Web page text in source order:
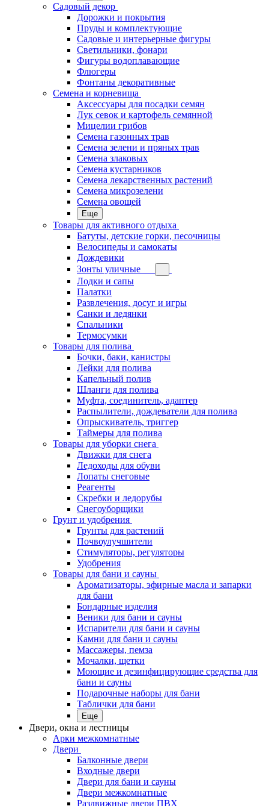
Садовый декор
Дорожки и покрытия
Пруды и комплектующие
Садовые и интерьерные фигуры
Светильники, фонари
Фигуры водоплавающие
Флюгеры
Фонтаны декоративные
Семена и корневища
Аксессуары для посадки семян
Лук севок и картофель семянной
Мицелии грибов
Семена газонных трав
Семена зелени и пряных трав
Семена злаковых
Семена кустарников
Семена лекарственных растений
Семена микрозелени
Семена овощей
Еще
Товары для активного отдыха
Батуты, детские горки, песочницы
Велосипеды и самокаты
Дождевики
Зонты уличные
Лодки и сапы
Палатки
Развлечения, досуг и игры
Санки и ледянки
Спальники
Термосумки
Товары для полива
Бочки, баки, канистры
Лейки для полива
Капельный полив
Шланги для полива
Муфта, соединитель, адаптер
Распылители, дождеватели для полива
Опрыскиватель, триггер
Таймеры для полива
Товары для уборки снега
Движки для снега
Ледоходы для обуви
Лопаты снеговые
Реагенты
Скребки и ледорубы
Снегоуборщики
Грунт и удобрения
Грунты для растений
Почвоулучшители
Стимуляторы, регуляторы
Удобрения
Товары для бани и сауны
Ароматизаторы, эфирные масла и запарки
для бани
Бондарные изделия
Веники для бани и сауны
Испарители для бани и сауны
Камни для бани и сауны
Массажеры, пемза
Мочалки, щетки
Моющие и дезинфицирующие средства для
бани и сауны
Подарочные наборы для бани
Таблички для бани
Еще
Двери, окна и лестницы
Арки межкомнатные
Двери
Балконные двери
Входные двери
Двери для бани и сауны
Двери межкомнатные
Раздвижные двери ПВХ